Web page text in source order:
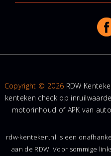
Copyright © 2026 RDW
kenteken check op
motorinhoud of APK van
rdw-kenteken.nl is een
aan de RDW. Voor sommige